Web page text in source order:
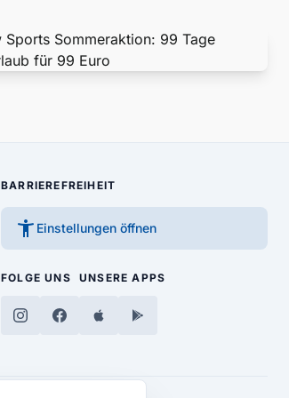
BARRIEREFREIHEIT
accessibility_new Einstellungen öffnen
FOLGE UNS UNSERE APPS